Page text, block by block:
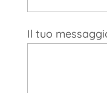
Il tuo